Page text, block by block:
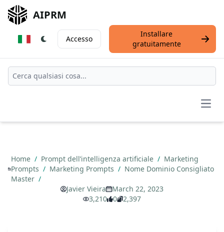
AIPRM
Accesso
Installare
gratuitamente
Home / Prompt dell’intelligenza artificiale / Marketing
Prompts / Marketing Prompts / Nome Dominio Consigliato
Master /
Javier Vieira
March 22, 2023
3,210
0 2,397